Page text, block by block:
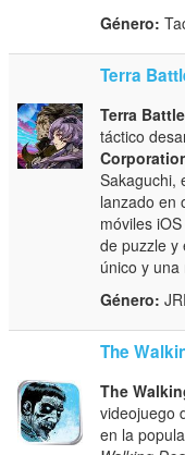
Género:
Terra
Terra Battle
táctico
Sakaguchi,
lanzado en
móviles
de puzzle y
único y
Género:
The
The
videojuego
en la